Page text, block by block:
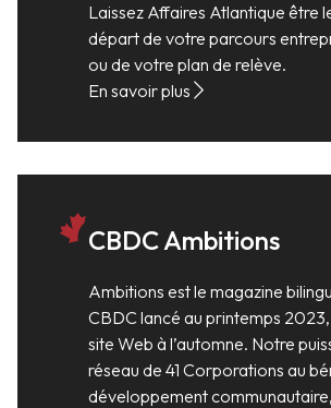
Laissez Affaires Atlantique être
départ de votre parcours
ou de votre plan de relève.
En savoir plus
CBDC Ambitions
Ambitions est le magazine
CBDC lancé au printemps 2023,
site Web à l’automne. Notre
réseau de 41 Corporations au
développement